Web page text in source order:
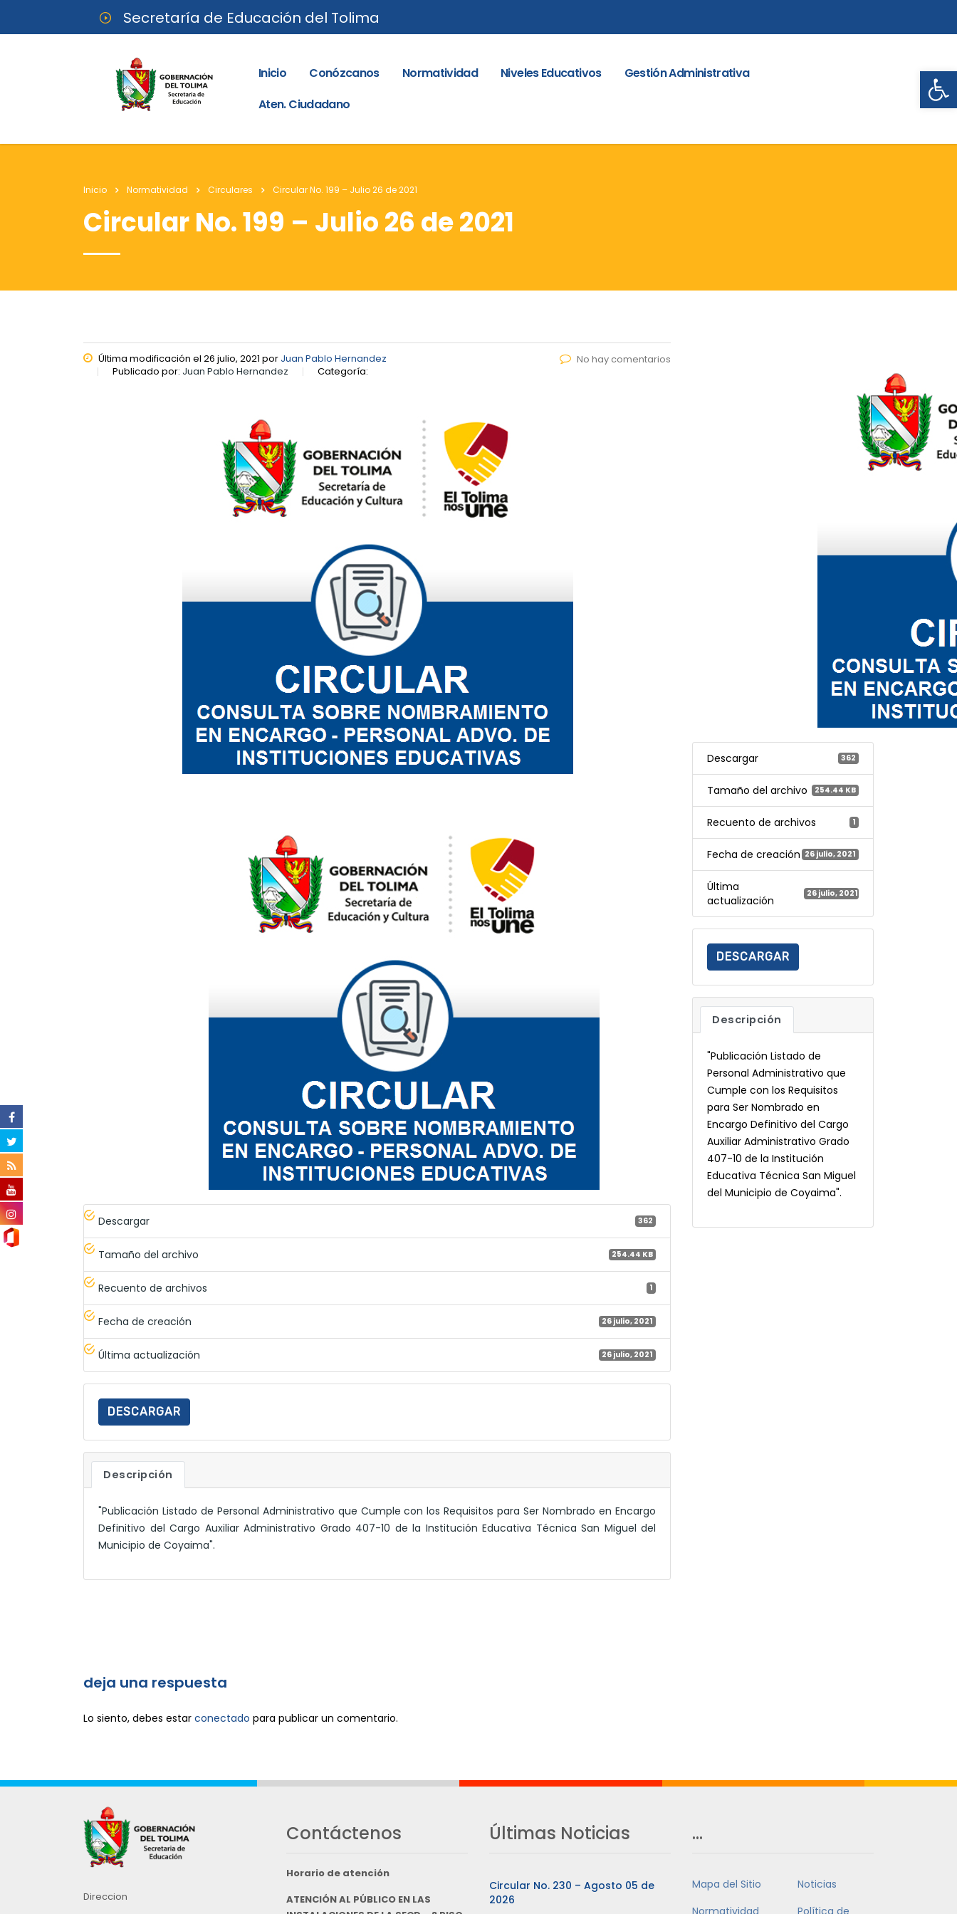
Secretaría de Educación del Tolima
Inicio Conózcanos Normatividad Niveles Educativos
Gestión Administrativa
Aten. Ciudadano
Inicio Normatividad Circulares Circular No. 199 – Julio 26 de 2021
Circular No. 199 – Julio 26 de 2021
Última modificación el 26 julio, 2021 por Juan Pablo Hernandez
Publicado por: Juan Pablo Hernandez Categoría:
No hay comentarios
Descargar 362
Tamaño del archivo 254.44 KB
Recuento de archivos 1
Fecha de creación 26 julio, 2021
Última actualización 26 julio, 2021
DESCARGAR
Descripción
"Publicación Listado de Personal Administrativo que Cumple con los Requisitos para Ser Nombrado en Encargo
Definitivo del Cargo Auxiliar Administrativo Grado 407-10 de la Institución Educativa Técnica San Miguel del
Municipio de Coyaima".
deja una respuesta
Lo siento, debes estar conectado para publicar un comentario.
Descargar 362
Tamaño del archivo 254.44 KB
Recuento de archivos 1
Fecha de creación 26 julio, 2021
Última
actualización
26 julio, 2021
DESCARGAR
Descripción
"Publicación Listado de
Personal Administrativo que
Cumple con los Requisitos
para Ser Nombrado en
Encargo Definitivo del Cargo
Auxiliar Administrativo Grado
407-10 de la Institución
Educativa Técnica San Miguel
del Municipio de Coyaima".
Direccion
Contáctenos
Horario de atención
ATENCIÓN AL PÚBLICO EN LAS
Últimas Noticias
Circular No. 230 – Agosto 05 de
2026
…
Mapa del Sitio
Noticias
Normatividad
Política de